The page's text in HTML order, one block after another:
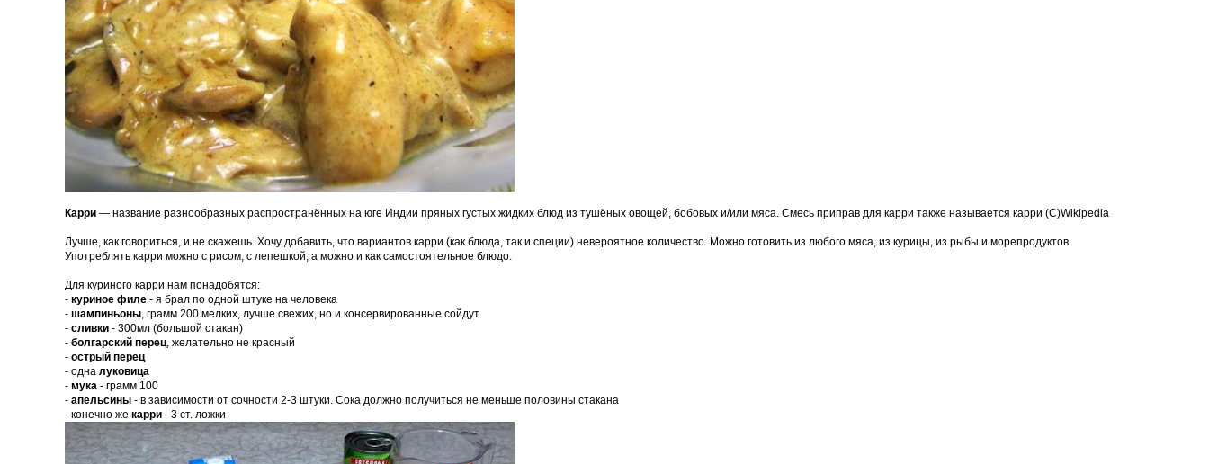
Карри — название разнообразных распространённых на юге Индии пряных густых жидких блюд из тушёных овощей, бобовых и/или мяса. Смесь приправ для карри также называется карри (С)Wikipedia
Лучше, как говориться, и не скажешь. Хочу добавить, что вариантов карри (как блюда, так и специи) невероятное количество. Можно готовить из любого мяса, из курицы, из рыбы и морепродуктов.
Употреблять карри можно с рисом, с лепешкой, а можно и как самостоятельное блюдо.
Для куриного карри нам понадобятся:
- куриное филе - я брал по одной штуке на человека
- шампиньоны, грамм 200 мелких, лучше свежих, но и консервированные сойдут
- сливки - 300мл (большой стакан)
- болгарский перец, желательно не красный
- острый перец
- одна луковица
- мука - грамм 100
- апельсины - в зависимости от сочности 2-3 штуки. Сока должно получиться не меньше половины стакана
- конечно же карри - 3 ст. ложки